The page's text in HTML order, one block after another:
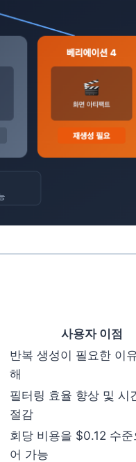
사용자 이점
반복 생성이 필요한 이
해
필터링 효율 향상 및 시
절감
회당 비용을 $0.12 수준
어 가능